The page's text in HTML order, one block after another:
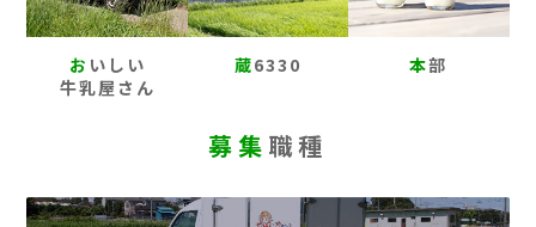
お いしい
牛乳屋さん
蔵6330 本部
募集 職種